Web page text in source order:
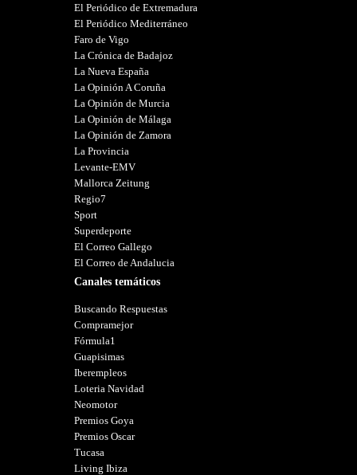
El Periódico de Extremadura
El Periódico Mediterráneo
Faro de Vigo
La Crónica de Badajoz
La Nueva España
La Opinión A Coruña
La Opinión de Murcia
La Opinión de Málaga
La Opinión de Zamora
La Provincia
Levante-EMV
Mallorca Zeitung
Regio7
Sport
Superdeporte
El Correo Gallego
El Correo de Andalucia
Canales temáticos
Buscando Respuestas
Compramejor
Fórmula1
Guapisimas
Iberempleos
Loteria Navidad
Neomotor
Premios Goya
Premios Oscar
Tucasa
Living Ibiza